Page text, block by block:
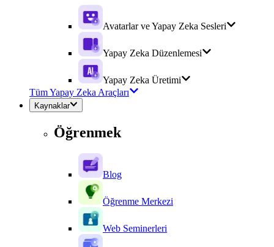
Avatarlar ve Yapay Zeka Sesleri
Yapay Zeka Düzenlemesi
Yapay Zeka Üretimi
Tüm Yapay Zeka Araçları
Kaynaklar
Öğrenmek
Blog
Öğrenme Merkezi
Web Seminerleri